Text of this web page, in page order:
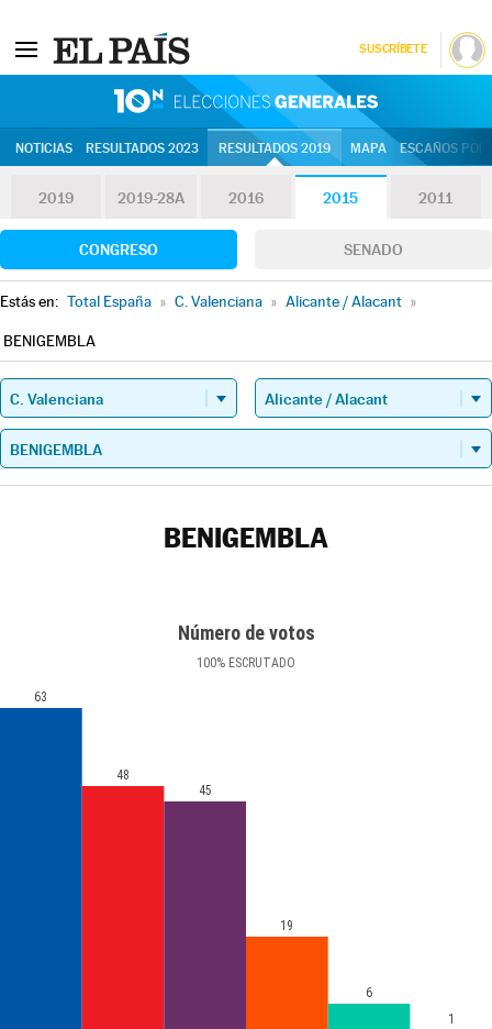
SUSCRÍBETE
NOTICIAS RESULTADOS 2023 RESULTADOS 2019 MAPA ESCAÑOS
2019 2019-28A 2016 2015 2011
CONGRESO SENADO
Estás en: Total España » C. Valenciana » Alicante / Alacant »
BENIGEMBLA
BENIGEMBLA
Número de votos
100% ESCRUTADO
63
48
45
19
6
1